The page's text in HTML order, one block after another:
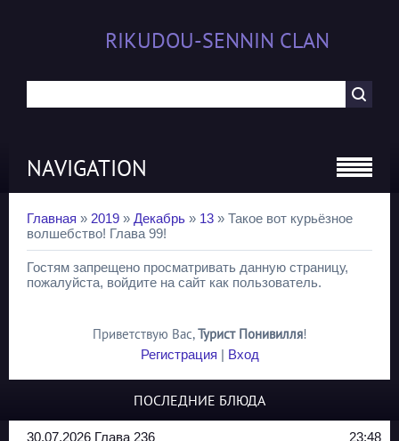
RIKUDOU-SENNIN CLAN
NAVIGATION
Главная » 2019 » Декабрь » 13 » Такое вот курьёзное
волшебство! Глава 99!
Гостям запрещено просматривать данную страницу,
пожалуйста, войдите на сайт как пользователь.
Приветствую Вас,Турист Понивилля!
Регистрация | Вход
ПОСЛЕДНИЕ БЛЮДА
30.07.2026 Глава 236
23:48